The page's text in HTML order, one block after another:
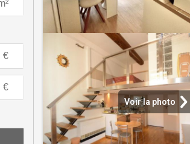
Voir la photo